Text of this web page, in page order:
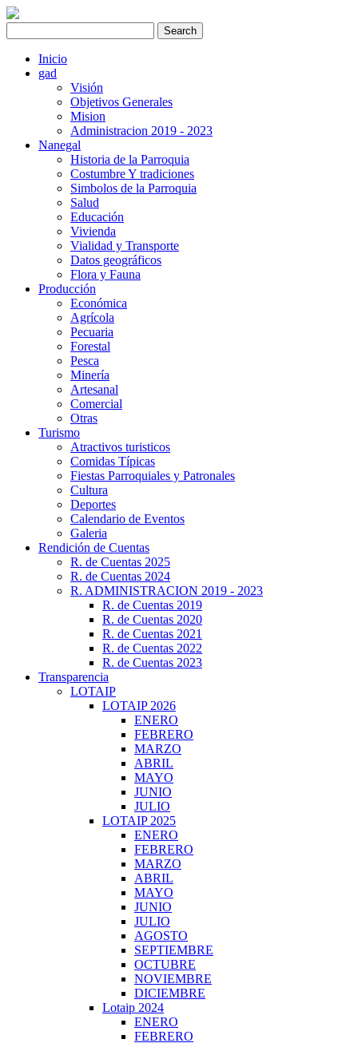
Inicio
gad
Visión
Objetivos Generales
Mision
Administracion 2019 - 2023
Nanegal
Historia de la Parroquia
Costumbre Y tradiciones
Simbolos de la Parroquia
Salud
Educación
Vivienda
Vialidad y Transporte
Datos geográficos
Flora y Fauna
Producción
Económica
Agrícola
Pecuaria
Forestal
Pesca
Minería
Artesanal
Comercial
Otras
Turismo
Atractivos turisticos
Comidas Típicas
Fiestas Parroquiales y Patronales
Cultura
Deportes
Calendario de Eventos
Galeria
Rendición de Cuentas
R. de Cuentas 2025
R. de Cuentas 2024
R. ADMINISTRACION 2019 - 2023
R. de Cuentas 2019
R. de Cuentas 2020
R. de Cuentas 2021
R. de Cuentas 2022
R. de Cuentas 2023
Transparencia
LOTAIP
LOTAIP 2026
ENERO
FEBRERO
MARZO
ABRIL
MAYO
JUNIO
JULIO
LOTAIP 2025
ENERO
FEBRERO
MARZO
ABRIL
MAYO
JUNIO
JULIO
AGOSTO
SEPTIEMBRE
OCTUBRE
NOVIEMBRE
DICIEMBRE
Lotaip 2024
ENERO
FEBRERO